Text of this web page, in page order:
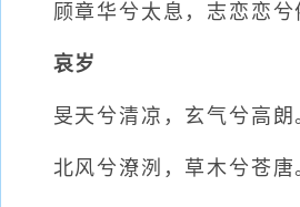
顾章华兮太息，志恋恋兮
哀岁
旻天兮清凉，玄气兮高朗
北风兮潦洌，草木兮苍唐